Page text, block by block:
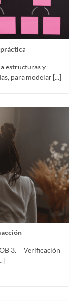
estructuras y
para modelar [...]
3. Verificación